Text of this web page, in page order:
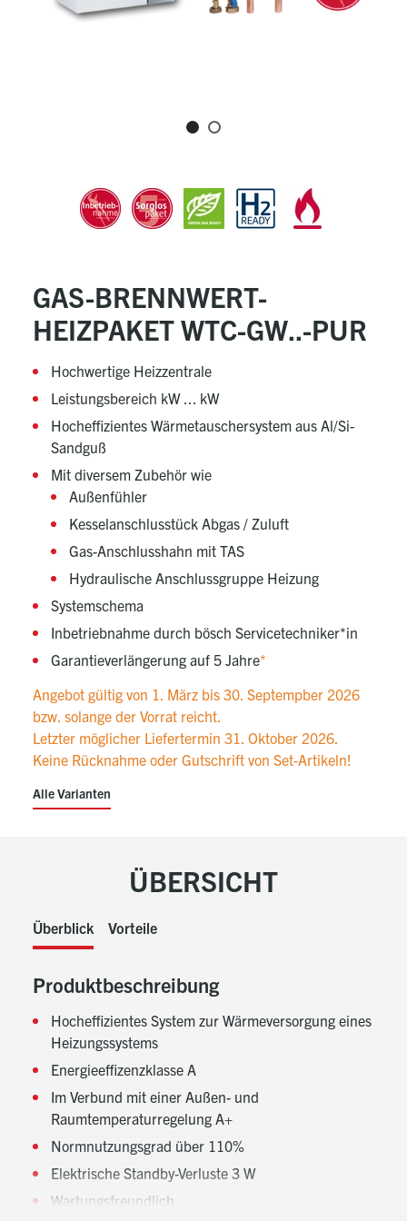
GAS-BRENNWERT-
HEIZPAKET WTC-GW..-PUR
Hochwertige Heizzentrale
Leistungsbereich kW ... kW
Hocheffizientes Wärmetauschersystem aus Al/Si-
Sandguß
Mit diversem Zubehör wie
Außenfühler
Kesselanschlusstück Abgas / Zuluft
Gas-Anschlusshahn mit TAS
Hydraulische Anschlussgruppe Heizung
Systemschema
Inbetriebnahme durch bösch Servicetechniker*in
Garantieverlängerung auf 5 Jahre*
Angebot gültig von 1. März bis 30. Septempber 2026
bzw. solange der Vorrat reicht.
Letzter möglicher Liefertermin 31. Oktober 2026.
Keine Rücknahme oder Gutschrift von Set-Artikeln!
Alle Varianten
ÜBERSICHT
Überblick Vorteile
Produktbeschreibung
Hocheffizientes System zur Wärmeversorgung eines
Heizungssystems
Energieeffizenzklasse A
Im Verbund mit einer Außen- und
Raumtemperaturregelung A+
Normnutzungsgrad über 110%
Elektrische Standby-Verluste 3 W
Wartungsfreundlich